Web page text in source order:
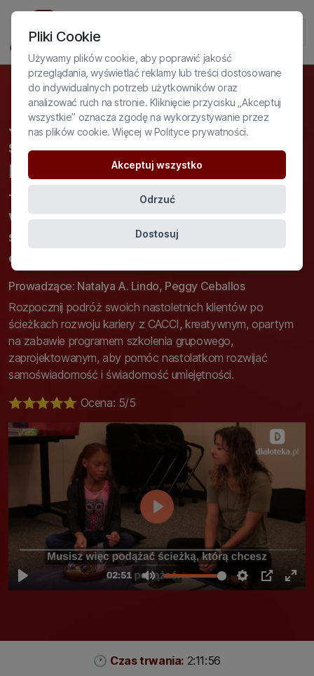
Jak wspierać dzieci w eksploracji
swoich zainteresowań i pasji
poprzez arteterapię?
- sesje treningowe mające na celu
wspieranie dzieci w ułatwieniu im wyboru
ścieżki kariery zawodowej na późniejszych
etapach życia
Prowadzące: Natalya A. Lindo, Peggy Ceballos
Rozpocznij podróż swoich nastoletnich klientów po
ścieżkach rozwoju kariery z CACCI, kreatywnym, opartym
na zabawie programem szkolenia grupowego,
zaprojektowanym, aby pomóc nastolatkom rozwijać
samoświadomość i świadomość umiejętności.
⭐️⭐️⭐️⭐️⭐️ Ocena: 5/5
🕐 Czas trwania: 2:11:56
Pliki Cookie
Używamy plików cookie, aby poprawić jakość
przeglądania, wyświetlać reklamy lub treści dostosowane
do indywidualnych potrzeb użytkowników oraz
analizować ruch na stronie. Kliknięcie przycisku „Akceptuj
wszystkie” oznacza zgodę na wykorzystywanie przez
nas plików cookie. Więcej wPolityce prywatności.
Akceptuj wszystko
Odrzuć
Dostosuj